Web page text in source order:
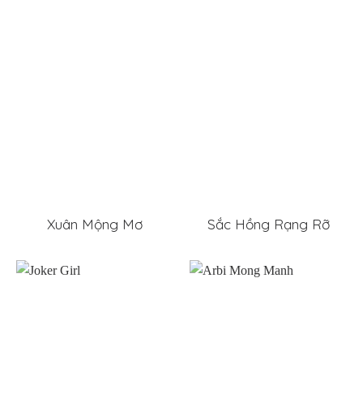
Xuân Mộng Mơ Sắc Hồng Rạng Rỡ